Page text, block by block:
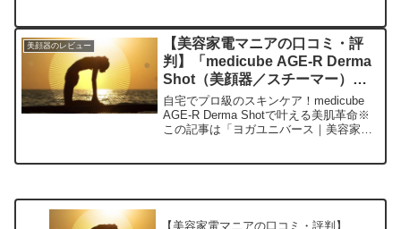
ミ今日は私が最近の美容ルーティンに欠
かせなく...
美顔器のレビュー
【美容家電マニアの口コミ・評
判】「medicube AGE-R Derma
Shot（美顔器／スチーマー）」
を実際に使ってみた正直感想
自宅でプロ級のスキンケア！medicube
AGE-R Derma Shotで叶える美肌革命※
この記事は「ヨガユニバース｜美容家電
【美容家電マニアの口コミ・評判】